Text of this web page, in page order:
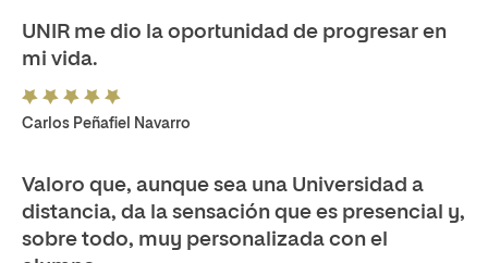
UNIR me dio la oportunidad de progresar en
mi vida.
Carlos Peñafiel Navarro
Valoro que, aunque sea una Universidad a
distancia, da la sensación que es presencial y,
sobre todo, muy personalizada con el